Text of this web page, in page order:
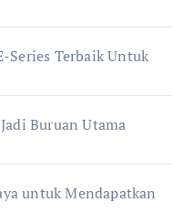
Series Terbaik Untuk
Buruan Utama
untuk Mendapatkan